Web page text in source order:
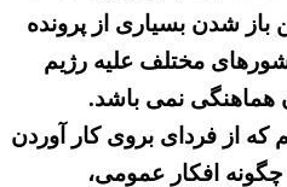
شدن بسیاری از پرونده
مختلف علیه رژیم
هماهنگی نمی باشد.
که از فردای بروی کار آوردن
چگونه افکار عمومی،